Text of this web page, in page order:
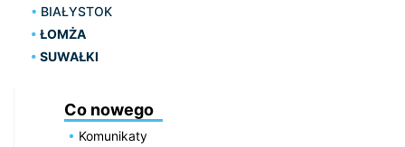
BIAŁYSTOK
ŁOMŻA
SUWAŁKI
Co nowego
Komunikaty